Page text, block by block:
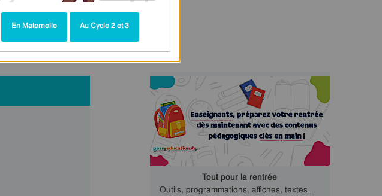
Tout pour la rentrée
Outils, programmations, affiches, textes…
En Maternelle Au Cycle 2 et 3